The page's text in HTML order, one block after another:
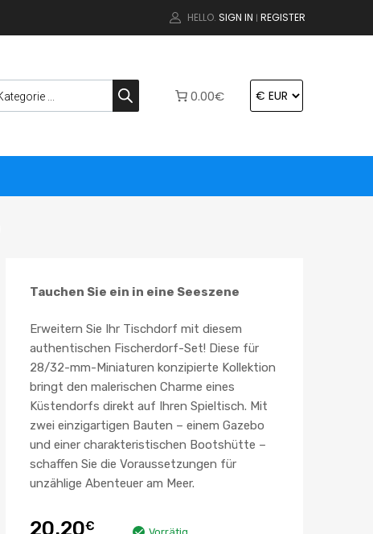
HELLO. SIGN IN | REGISTER
0.00€
Tauchen Sie ein in eine Seeszene
Erweitern Sie Ihr Tischdorf mit diesem
authentischen Fischerdorf-Set! Diese für
28/32-mm-Miniaturen konzipierte Kollektion
bringt den malerischen Charme eines
Küstendorfs direkt auf Ihren Spieltisch. Mit
zwei einzigartigen Bauten – einem Gazebo
und einer charakteristischen Bootshütte –
schaffen Sie die Voraussetzungen für
unzählige Abenteuer am Meer.
20.20€